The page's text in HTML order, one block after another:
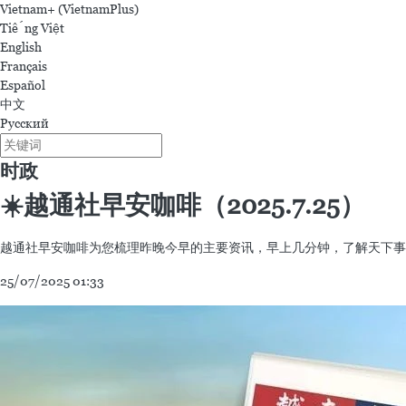
Vietnam+ (VietnamPlus)
Tiếng Việt
English
Français
Español
中文
Русский
时政
☀️越通社早安咖啡（2025.7.25）
越通社早安咖啡为您梳理昨晚今早的主要资讯，早上几分钟，了解天下
25/07/2025 01:33